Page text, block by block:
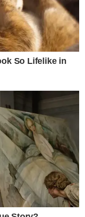
So Lifelike in